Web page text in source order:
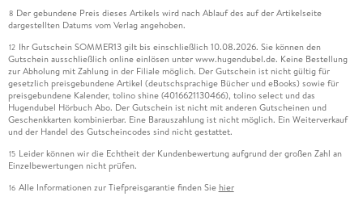
8 Der gebundene Preis dieses Artikels wird nach Ablauf des auf der Artikelseite
dargestellten Datums vom Verlag angehoben.
12 Ihr Gutschein SOMMER13 gilt bis einschließlich 10.08.2026. Sie können den
Gutschein ausschließlich online einlösen unter www.hugendubel.de. Keine Bestellung
zur Abholung mit Zahlung in der Filiale möglich. Der Gutschein ist nicht gültig für
gesetzlich preisgebundene Artikel (deutschsprachige Bücher und eBooks) sowie für
preisgebundene Kalender, tolino shine (4016621130466), tolino select und das
Hugendubel Hörbuch Abo. Der Gutschein ist nicht mit anderen Gutscheinen und
Geschenkkarten kombinierbar. Eine Barauszahlung ist nicht möglich. Ein Weiterverkauf
und der Handel des Gutscheincodes sind nicht gestattet.
15 Leider können wir die Echtheit der Kundenbewertung aufgrund der großen Zahl an
Einzelbewertungen nicht prüfen.
16 Alle Informationen zur Tiefpreisgarantie finden Sie hier